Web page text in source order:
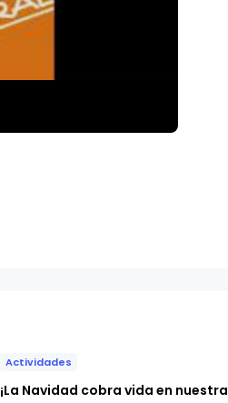
Actividades
​¡La Navidad cobra vida en